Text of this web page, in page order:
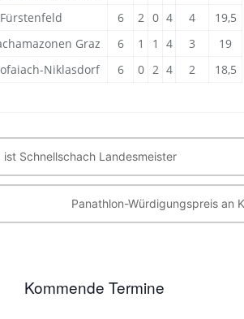
Fürstenfeld 6 2 0 4 4
19,5
Graz
6 1 1 4 3
19
Niklasdorf
6 0 2 4 2 18,5
ist Schnellschach Landesmeister
Panathlon-Würdigungspreis an
Kommende Termine